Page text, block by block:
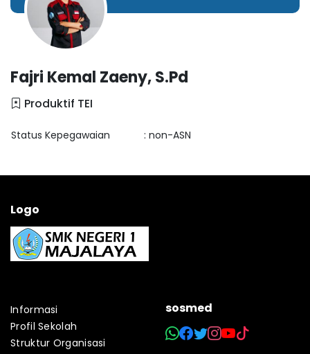
Fajri Kemal Zaeny, S.Pd
Produktif TEI
Status Kepegawaian : non-ASN
Logo
Informasi
Profil Sekolah
Struktur Organisasi
sosmed